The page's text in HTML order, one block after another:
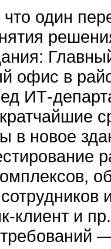
что один
офис в
ИТ-
в новое
клиент и